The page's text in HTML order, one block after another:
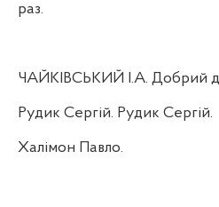
раз.
ЧАЙКІВСЬКИЙ І.А. Добрий
Рудик Сергій. Рудик Сергій.
Халімон Павло.